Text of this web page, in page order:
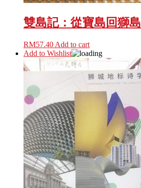
雙島記：從寶島回獅島
RM57.40 Add to cart
Add to Wishlist